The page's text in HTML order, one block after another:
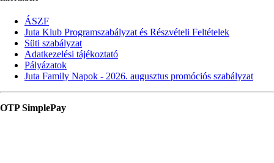
ÁSZF
Juta Klub Programszabályzat és Részvételi Feltételek
Süti szabályzat
Adatkezelési tájékoztató
Pályázatok
Juta Family Napok - 2026. augusztus promóciós szabályzat
OTP SimplePay